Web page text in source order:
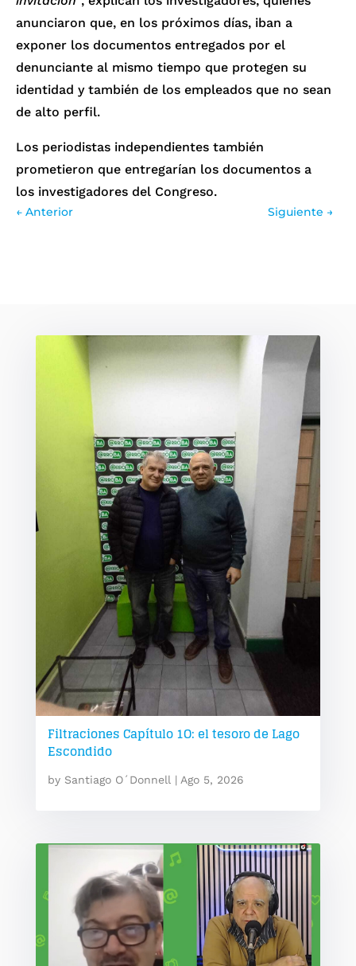
anunciaron que, en los próximos días, iban a
exponer los documentos entregados por el
denunciante al mismo tiempo que protegen su
identidad y también de los empleados que no sean
de alto perfil.
Los periodistas independientes también
prometieron que entregarían los documentos a
los investigadores del Congreso.
← Anterior Siguiente →
Filtraciones Capítulo 1O: el tesoro de Lago
Escondido
by Santiago O´Donnell| Ago 5, 2026